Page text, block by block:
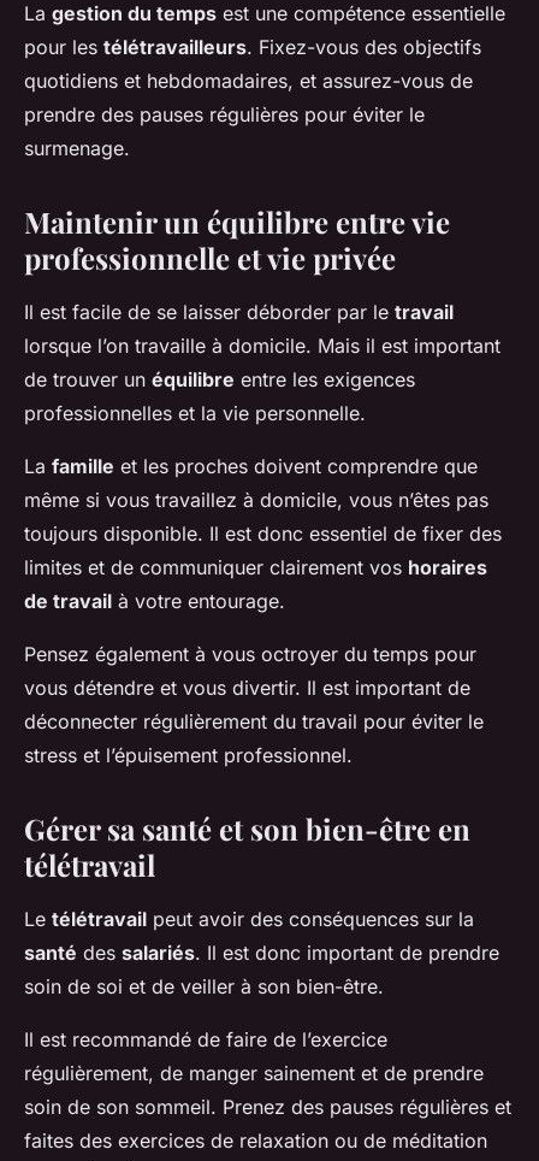
La gestion du temps est une compétence essentielle
pour les télétravailleurs. Fixez-vous des objectifs
quotidiens et hebdomadaires, et assurez-vous de
prendre des pauses régulières pour éviter le
surmenage.
Maintenir un équilibre entre vie
professionnelle et vie privée
Il est facile de se laisser déborder par le travail
lorsque l’on travaille à domicile. Mais il est important
de trouver un équilibre entre les exigences
professionnelles et la vie personnelle.
La famille et les proches doivent comprendre que
même si vous travaillez à domicile, vous n’êtes pas
toujours disponible. Il est donc essentiel de fixer des
limites et de communiquer clairement vos horaires
de travail à votre entourage.
Pensez également à vous octroyer du temps pour
vous détendre et vous divertir. Il est important de
déconnecter régulièrement du travail pour éviter le
stress et l’épuisement professionnel.
Gérer sa santé et son bien-être en
télétravail
Le télétravail peut avoir des conséquences sur la
santé des salariés. Il est donc important de prendre
soin de soi et de veiller à son bien-être.
Il est recommandé de faire de l’exercice
régulièrement, de manger sainement et de prendre
soin de son sommeil. Prenez des pauses régulières et
faites des exercices de relaxation ou de méditation